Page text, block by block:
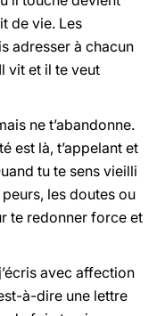
de vie. Les
adresser à chacun
vit et il te veut
ne t’abandonne.
est là, t’appelant et
tu te sens vieilli
les doutes ou
te redonner force et
avec affection
à-dire une lettre